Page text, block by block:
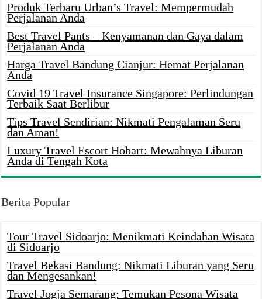
Produk Terbaru Urban’s Travel: Mempermudah
Perjalanan Anda
Best Travel Pants – Kenyamanan dan Gaya dalam
Perjalanan Anda
Harga Travel Bandung Cianjur: Hemat Perjalanan
Anda
Covid 19 Travel Insurance Singapore: Perlindungan
Terbaik Saat Berlibur
Tips Travel Sendirian: Nikmati Pengalaman Seru
dan Aman!
Luxury Travel Escort Hobart: Mewahnya Liburan
Anda di Tengah Kota
Berita Popular
Tour Travel Sidoarjo: Menikmati Keindahan Wisata
di Sidoarjo
Travel Bekasi Bandung: Nikmati Liburan yang Seru
dan Mengesankan!
Travel Jogja Semarang: Temukan Pesona Wisata